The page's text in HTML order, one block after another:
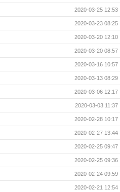
2020-03-25 12:53
2020-03-23 08:25
2020-03-20 12:10
2020-03-20 08:57
2020-03-16 10:57
2020-03-13 08:29
2020-03-06 12:17
2020-03-03 11:37
2020-02-28 10:17
2020-02-27 13:44
2020-02-25 09:47
2020-02-25 09:36
2020-02-24 09:59
2020-02-21 12:54